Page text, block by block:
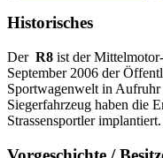
Historisches
Der R8 ist der
September 2006 der
Sportwagenwelt in Aufruhr
Siegerfahrzeug haben die
Strassensportler implantiert.